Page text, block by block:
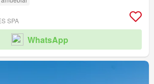
SPA
WhatsApp